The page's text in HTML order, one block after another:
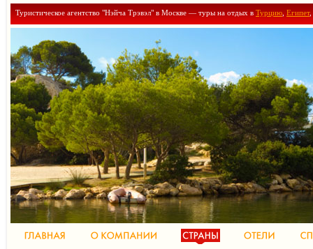
Туристическое агентство "Нэйча Трэвэл" в Москве — туры на отдых в Турцию Египет,